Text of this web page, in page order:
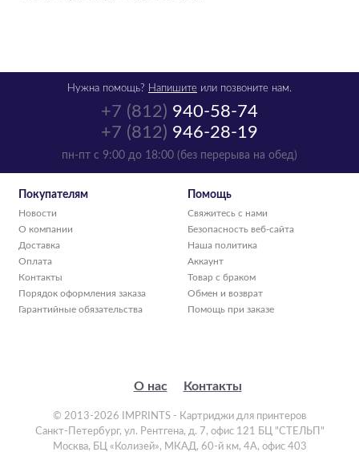
+7 (812) 940-58-74
+7 (812) 946-28-19
пн-пт с 9:00 до 18:00 (без перерыва на обед)
Нужна помощь? Напишите или позвоните нам.
Покупателям
Новости
О компании
Доставка
Оплата
Контакты
Порядок оформления заказа
Гарантийные обязательства
Помощь
Свяжитесь с нами
Безопасность веб-сайта
Наша политика
Аккаунт
Товар с браком
Обмен и возврат
Помощь при заказе
О нас Контакты
© 2013-2026 IMPRINTS - Картриджи для принтеров
Санкт-Петербург, ул. Рентгена, д. 7, офис 121 БЦ "СТЕЛЬП"
Москва, БЦ «Колизей», МКАД, 60-й км, 4А, офис 403